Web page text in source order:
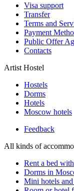
Visa support
Transfer
Terms and
Payment
Public Offer
Contacts
Artist Hostel
Hostels
Dorms
Hotels
Moscow hotels
Feedback
All kinds of
Rent a bed
Dorms in
Mini hotels